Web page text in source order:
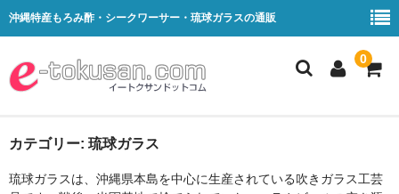
沖縄特産もろみ酢・シークワーサー・琉球ガラスの通販
0
もろみ酢
シークワーサー
カテゴリー: 琉球ガラス
琉球ガラスは、沖縄県本島を中心に生産されている吹きガラス工芸